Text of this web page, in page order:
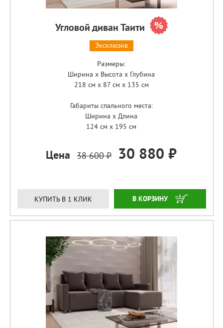
Угловой диван Таити
Эксклюзив
Размеры:
Ширина x Высота x Глубина
218 см x 87 см x 135 см
Габариты спального места:
Ширина x Длина
124 см x 195 см
Цена 38 600 ₽ 30 880 ₽
КУПИТЬ В 1 КЛИК ЗАКАЗАТЬ